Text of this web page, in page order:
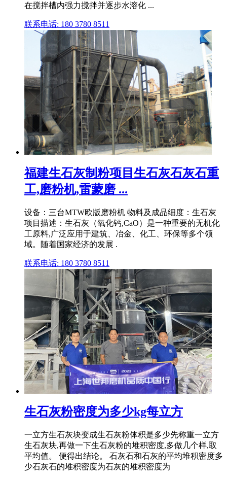
在搅拌槽内强力搅拌并逐步水溶化 ...
联系电话: 180 3780 8511
福建生石灰制粉项目生石灰石灰石重
工,磨粉机,雷蒙磨 ...
设备：三台MTW欧版磨粉机 物料及成品细度：生石灰
项目描述：生石灰（氧化钙,CaO）是一种重要的无机化
工原料,广泛应用于建筑、冶金、化工、环保等多个领
域。随着国家经济的发展 .
联系电话: 180 3780 8511
生石灰粉密度为多少kg每立方
一立方生石灰块变成生石灰粉体积是多少先称重一立方
生石灰块,再做一下生石灰粉的堆积密度,多做几个样,取
平均值。 便得出结论。 石灰石和石灰的平均堆积密度多
少石灰石的堆积密度为石灰的堆积密度为